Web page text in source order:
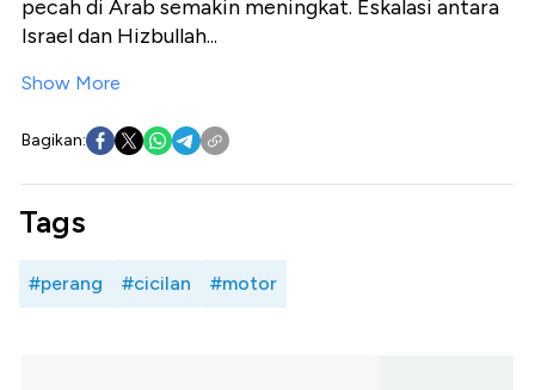
pecah di Arab semakin meningkat. Eskalasi antara
Israel dan Hizbullah...
Show More
Bagikan:
Tags
#perang #cicilan #motor